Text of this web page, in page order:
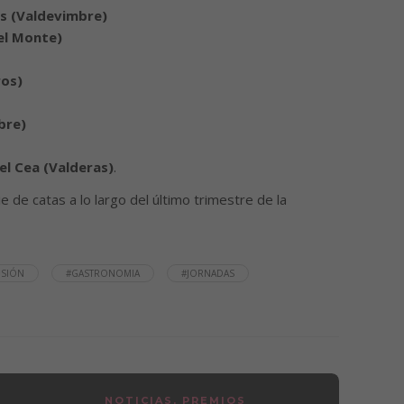
(Valdevimbre)
Monte)
Cea (Valderas).
de catas a lo largo del último trimestre de la
#GASTRONOMIA
#JORNADAS
NOTICIAS , PREMIOS